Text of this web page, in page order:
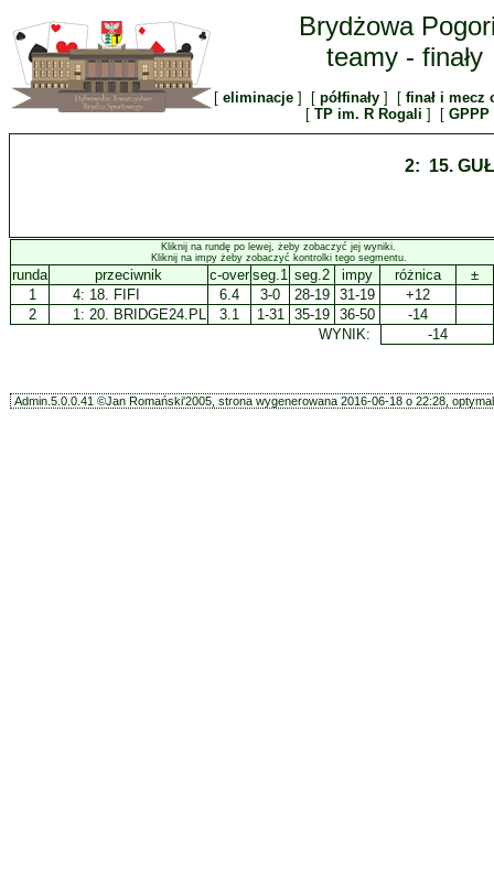
Brydżowa
teamy - finały
[ eliminacje ] [ półfinały ] [ finał i mecz
[ TP im. R Rogali ] [ GPPP
2: 15.
Kliknij na rundę po lewej, żeby zobaczyć jej wyniki.
Kliknij na impy żeby zobaczyć kontrolki tego segmentu.
runda przeciwnik c-over seg.1 seg.2 impy różnica
±
1
4: 18. FIFI 6.4 3-0 28-19 31-19
+12
2
1: 20. BRIDGE24.PL 3.1 1-31 35-19 36-50
-14
WYNIK:
-14
Admin.5.0.0.41 ©Jan Romański'2005, strona wygenerowana 2016-06-18 o 22:28,